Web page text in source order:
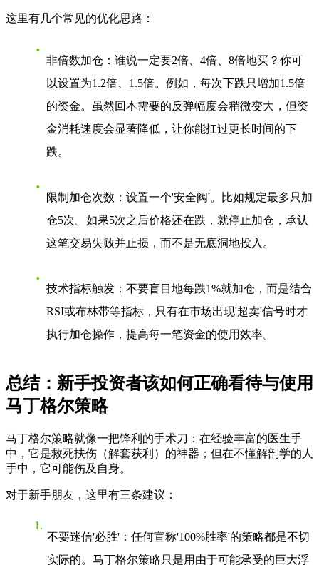
这里有几个常见的优化思路：
非倍数加仓 ：谁说一定要2倍、4倍、8倍地买？你可
以设置为1.2倍、1.5倍。例如，每次下跌只增加1.5倍
的资金。虽然回本需要的反弹幅度会稍微变大，但资
金消耗速度会显著降低，让你能扛过更长时间的下
跌。
限制加仓次数 ：设置一个'安全阀'。比如规定最多只加
仓5次。如果5次之后价格还在跌，就停止加仓，承认
这笔交易失败并止损，而不是无底洞地投入。
技术指标触发 ：不要盲目地每跌1%就加仓，而是结合
RSI或布林带等指标，只有在市场出现'超卖'信号时才
执行加仓操作，提高每一笔资金的使用效率。
总结：新手投资者该如何正确看待与使用
马丁格尔策略
马丁格尔策略就像一把锋利的手术刀：在经验丰富的医生手
中，它是救死扶伤（解套获利）的神器；但在不懂解剖学的人
手中，它可能伤及自身。
对于新手朋友，这里有三条建议：
不要迷信'必胜' ：任何宣称'100%胜率'的策略都是不切
实际的。马丁格尔策略只是用由于可能承受的巨大浮